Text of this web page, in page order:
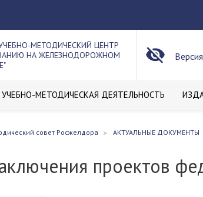
МЕТОДИЧЕСКИЙ ЦЕНТР
НА ЖЕЛЕЗНОДОРОЖНОМ
УЧЕБНО-МЕТОДИЧЕСКАЯ ДЕЯТЕЛЬНОСТЬ
совет Росжелдора АКТУАЛЬНЫЕ ДОКУМЕНТЫ
проектов